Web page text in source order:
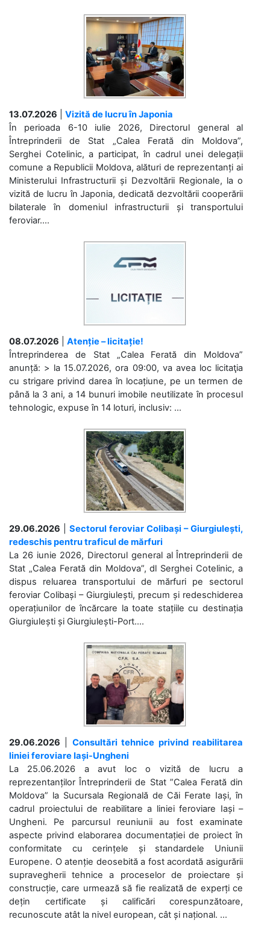
13.07.2026
Vizită de lucru în Japonia
În perioada 6-10 iulie 2026, Directorul general al
Întreprinderii de Stat „Calea Ferată din Moldova”,
Serghei Cotelinic, a participat, în cadrul unei delegații
comune a Republicii Moldova, alături de reprezentanți ai
Ministerului Infrastructurii și Dezvoltării Regionale, la o
vizită de lucru în Japonia, dedicată dezvoltării cooperării
bilaterale în domeniul infrastructurii și transportului
feroviar....
08.07.2026
Atenție – licitație!
Întreprinderea de Stat „Calea Ferată din Moldova”
anunță: > la 15.07.2026, ora 09:00, va avea loc licitaţia
cu strigare privind darea în locațiune, pe un termen de
până la 3 ani, a 14 bunuri imobile neutilizate în procesul
tehnologic, expuse în 14 loturi, inclusiv: ...
29.06.2026
Sectorul feroviar Colibași – Giurgiulești,
redeschis pentru traficul de mărfuri
La 26 iunie 2026, Directorul general al Întreprinderii de
Stat „Calea Ferată din Moldova”, dl Serghei Cotelinic, a
dispus reluarea transportului de mărfuri pe sectorul
feroviar Colibași – Giurgiulești, precum și redeschiderea
operațiunilor de încărcare la toate stațiile cu destinația
Giurgiulești și Giurgiulești-Port....
29.06.2026
Consultări tehnice privind reabilitarea
liniei feroviare Iași-Ungheni
La 25.06.2026 a avut loc o vizită de lucru a
reprezentanților Întreprinderii de Stat ”Calea Ferată din
Moldova” la Sucursala Regională de Căi Ferate Iași, în
cadrul proiectului de reabilitare a liniei feroviare Iași –
Ungheni. Pe parcursul reuniunii au fost examinate
aspecte privind elaborarea documentației de proiect în
conformitate cu cerințele și standardele Uniunii
Europene. O atenție deosebită a fost acordată asigurării
supravegherii tehnice a proceselor de proiectare și
construcție, care urmează să fie realizată de experți ce
dețin certificate și calificări corespunzătoare,
recunoscute atât la nivel european, cât și național. ...